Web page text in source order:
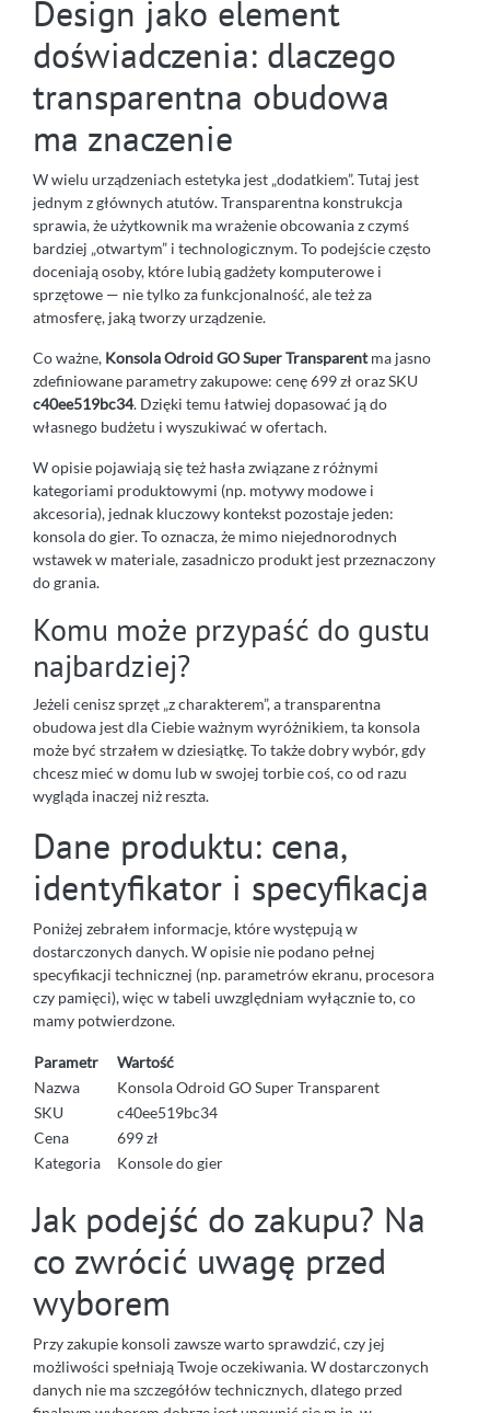
Design jako element
doświadczenia: dlaczego
transparentna obudowa
ma znaczenie
W wielu urządzeniach estetyka jest „dodatkiem”. Tutaj jest
jednym z głównych atutów. Transparentna konstrukcja
sprawia, że użytkownik ma wrażenie obcowania z czymś
bardziej „otwartym” i technologicznym. To podejście często
doceniają osoby, które lubią gadżety komputerowe i
sprzętowe — nie tylko za funkcjonalność, ale też za
atmosferę, jaką tworzy urządzenie.
Co ważne, Konsola Odroid GO Super Transparentma jasno
zdefiniowane parametry zakupowe: cenę 699 zł oraz SKU
c40ee519bc34. Dzięki temu łatwiej dopasować ją do
własnego budżetu i wyszukiwać w ofertach.
W opisie pojawiają się też hasła związane z różnymi
kategoriami produktowymi (np. motywy modowe i
akcesoria), jednak kluczowy kontekst pozostaje jeden:
konsola do gier. To oznacza, że mimo niejednorodnych
wstawek w materiale, zasadniczo produkt jest przeznaczony
do grania.
Komu może przypaść do gustu
najbardziej?
Jeżeli cenisz sprzęt „z charakterem”, a transparentna
obudowa jest dla Ciebie ważnym wyróżnikiem, ta konsola
może być strzałem w dziesiątkę. To także dobry wybór, gdy
chcesz mieć w domu lub w swojej torbie coś, co od razu
wygląda inaczej niż reszta.
Dane produktu: cena,
identyfikator i specyfikacja
Poniżej zebrałem informacje, które występują w
dostarczonych danych. W opisie nie podano pełnej
specyfikacji technicznej (np. parametrów ekranu, procesora
czy pamięci), więc w tabeli uwzględniam wyłącznie to, co
mamy potwierdzone.
Parametr
Wartość
Nazwa
Konsola Odroid GO Super Transparent
SKU
c40ee519bc34
Cena
699 zł
Kategoria
Konsole do gier
Jak podejść do zakupu? Na
co zwrócić uwagę przed
wyborem
Przy zakupie konsoli zawsze warto sprawdzić, czy jej
możliwości spełniają Twoje oczekiwania. W dostarczonych
danych nie ma szczegółów technicznych, dlatego przed